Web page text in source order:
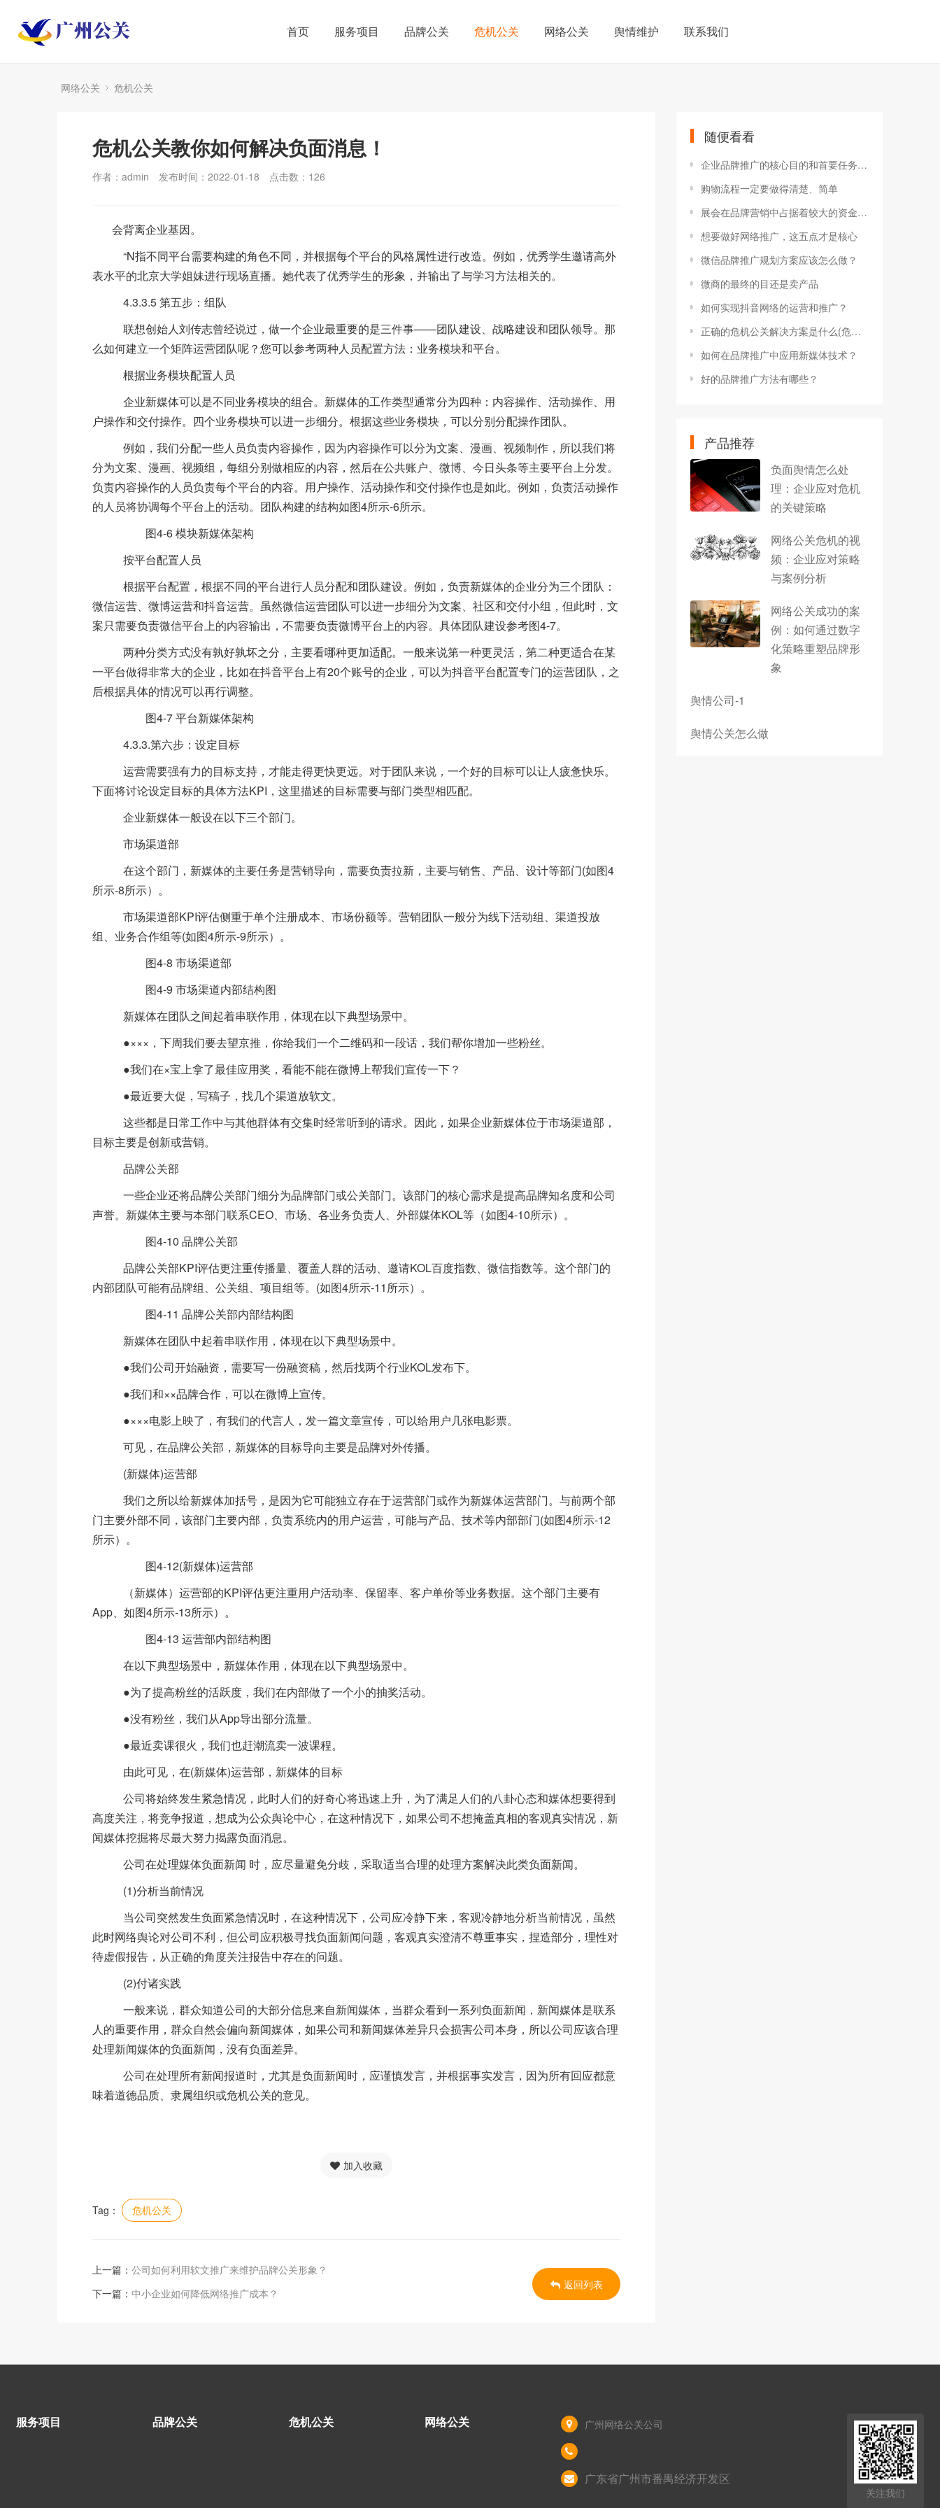
首页 服务项目 品牌公关 危机公关 网络公关 舆情维护 联系我们
网络公关 危机公关
危机公关教你如何解决负面消息！
作者：admin 发布时间：2022-01-18 点击数： 126
会背离企业基因。
“N指不同平台需要构建的角色不同，并根据每个平台的风格属性进行改造。例如，优秀学生邀请高外
表水平的北京大学姐妹进行现场直播。她代表了优秀学生的形象，并输出了与学习方法相关的。
4.3.3.5 第五步：组队
联想创始人刘传志曾经说过，做一个企业最重要的是三件事——团队建设、战略建设和团队领导。那
么如何建立一个矩阵运营团队呢？您可以参考两种人员配置方法：业务模块和平台。
根据业务模块配置人员
企业新媒体可以是不同业务模块的组合。新媒体的工作类型通常分为四种：内容操作、活动操作、用
户操作和交付操作。四个业务模块可以进一步细分。根据这些业务模块，可以分别分配操作团队。
例如，我们分配一些人员负责内容操作，因为内容操作可以分为文案、漫画、视频制作，所以我们将
分为文案、漫画、视频组，每组分别做相应的内容，然后在公共账户、微博、今日头条等主要平台上分发。
负责内容操作的人员负责每个平台的内容。用户操作、活动操作和交付操作也是如此。例如，负责活动操作
的人员将协调每个平台上的活动。团队构建的结构如图4所示-6所示。
图4-6 模块新媒体架构
按平台配置人员
根据平台配置，根据不同的平台进行人员分配和团队建设。例如，负责新媒体的企业分为三个团队：
微信运营、微博运营和抖音运营。虽然微信运营团队可以进一步细分为文案、社区和交付小组，但此时，文
案只需要负责微信平台上的内容输出，不需要负责微博平台上的内容。具体团队建设参考图4-7。
两种分类方式没有孰好孰坏之分，主要看哪种更加适配。一般来说第一种更灵活，第二种更适合在某
一平台做得非常大的企业，比如在抖音平台上有20个账号的企业，可以为抖音平台配置专门的运营团队，之
后根据具体的情况可以再行调整。
图4-7 平台新媒体架构
4.3.3.第六步：设定目标
运营需要强有力的目标支持，才能走得更快更远。对于团队来说，一个好的目标可以让人疲惫快乐。
下面将讨论设定目标的具体方法KPI，这里描述的目标需要与部门类型相匹配。
企业新媒体一般设在以下三个部门。
市场渠道部
在这个部门，新媒体的主要任务是营销导向，需要负责拉新，主要与销售、产品、设计等部门(如图4
所示-8所示）。
市场渠道部KPI评估侧重于单个注册成本、市场份额等。营销团队一般分为线下活动组、渠道投放
组、业务合作组等(如图4所示-9所示）。
图4-8 市场渠道部
图4-9 市场渠道内部结构图
新媒体在团队之间起着串联作用，体现在以下典型场景中。
●×××，下周我们要去望京推，你给我们一个二维码和一段话，我们帮你增加一些粉丝。
●我们在×宝上拿了最佳应用奖，看能不能在微博上帮我们宣传一下？
●最近要大促，写稿子，找几个渠道放软文。
这些都是日常工作中与其他群体有交集时经常听到的请求。因此，如果企业新媒体位于市场渠道部，
目标主要是创新或营销。
品牌公关部
一些企业还将品牌公关部门细分为品牌部门或公关部门。该部门的核心需求是提高品牌知名度和公司
声誉。新媒体主要与本部门联系CEO、市场、各业务负责人、外部媒体KOL等（如图4-10所示）。
图4-10 品牌公关部
品牌公关部KPI评估更注重传播量、覆盖人群的活动、邀请KOL百度指数、微信指数等。这个部门的
内部团队可能有品牌组、公关组、项目组等。(如图4所示-11所示）。
图4-11 品牌公关部内部结构图
新媒体在团队中起着串联作用，体现在以下典型场景中。
●我们公司开始融资，需要写一份融资稿，然后找两个行业KOL发布下。
●我们和××品牌合作，可以在微博上宣传。
●×××电影上映了，有我们的代言人，发一篇文章宣传，可以给用户几张电影票。
可见，在品牌公关部，新媒体的目标导向主要是品牌对外传播。
(新媒体)运营部
我们之所以给新媒体加括号，是因为它可能独立存在于运营部门或作为新媒体运营部门。与前两个部
门主要外部不同，该部门主要内部，负责系统内的用户运营，可能与产品、技术等内部部门(如图4所示-12
所示）。
图4-12(新媒体)运营部
（新媒体）运营部的KPI评估更注重用户活动率、保留率、客户单价等业务数据。这个部门主要有
App、如图4所示-13所示）。
图4-13 运营部内部结构图
在以下典型场景中，新媒体作用，体现在以下典型场景中。
●为了提高粉丝的活跃度，我们在内部做了一个小的抽奖活动。
●没有粉丝，我们从App导出部分流量。
●最近卖课很火，我们也赶潮流卖一波课程。
由此可见，在(新媒体)运营部，新媒体的目标
公司将始终发生紧急情况，此时人们的好奇心将迅速上升，为了满足人们的八卦心态和媒体想要得到
高度关注，将竞争报道，想成为公众舆论中心，在这种情况下，如果公司不想掩盖真相的客观真实情况，新
闻媒体挖掘将尽最大努力揭露负面消息。
公司在处理媒体负面新闻 时，应尽量避免分歧，采取适当合理的处理方案解决此类负面新闻。
(1)分析当前情况
当公司突然发生负面紧急情况时，在这种情况下，公司应冷静下来，客观冷静地分析当前情况，虽然
此时网络舆论对公司不利，但公司应积极寻找负面新闻问题，客观真实澄清不尊重事实，捏造部分，理性对
待虚假报告，从正确的角度关注报告中存在的问题。
(2)付诸实践
一般来说，群众知道公司的大部分信息来自新闻媒体，当群众看到一系列负面新闻，新闻媒体是联系
人的重要作用，群众自然会偏向新闻媒体，如果公司和新闻媒体差异只会损害公司本身，所以公司应该合理
处理新闻媒体的负面新闻，没有负面差异。
公司在处理所有新闻报道时，尤其是负面新闻时，应谨慎发言，并根据事实发言，因为所有回应都意
味着道德品质、隶属组织或危机公关的意见。
加入收藏
Tag： 危机公关
上一篇： 公司如何利用软文推广来维护品牌公关形象？
下一篇： 中小企业如何降低网络推广成本？
返回列表
随便看看
企业品牌推广的核心目的和首要任务是什么？
购物流程一定要做得清楚、简单
展会在品牌营销中占据着较大的资金和人力投入比例
想要做好网络推广，这五点才是核心
微信品牌推广规划方案应该怎么做？
微商的最终的目还是卖产品
如何实现抖音网络的运营和推广？
正确的危机公关解决方案是什么(危机公关解决方案）
如何在品牌推广中应用新媒体技术？
好的品牌推广方法有哪些？
产品推荐
负面舆情怎么处
理：企业应对危机
的关键策略
网络公关危机的视
频：企业应对策略
与案例分析
网络公关成功的案
例：如何通过数字
化策略重塑品牌形
象
舆情公司-1
舆情公关怎么做
服务项目 品牌公关 危机公关 网络公关 广州网络公关公司
广东省广州市番禺经济开发区
关注我们